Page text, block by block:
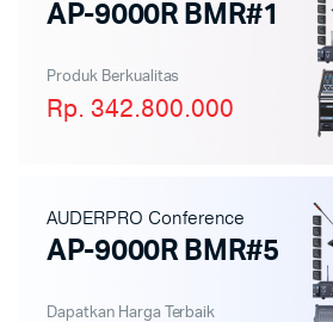
AP-9000R BMR#1
Produk Berkualitas
Rp. 342.800.000
AUDERPRO Conference
AP-9000R BMR#5
Dapatkan Harga Terbaik